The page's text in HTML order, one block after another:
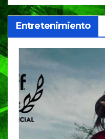
Entretenimiento